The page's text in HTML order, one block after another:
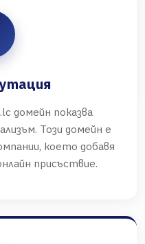
домейн показва
Този домейн е
което добавя
присъствие.